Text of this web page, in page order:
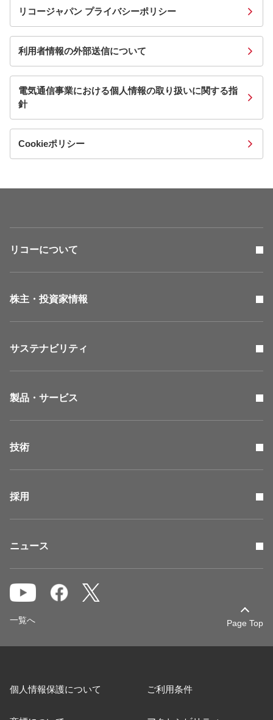
リコージャパン プライバシーポリシー
利用者情報の外部送信について
電気通信事業における個人情報の取り扱いに関する指
針
Cookieポリシー
リコーについて
株主・投資家情報
サステナビリティ
製品・サービス
技術
採用
ニュース
Page Top
一覧へ
個人情報保護について ご利用条件